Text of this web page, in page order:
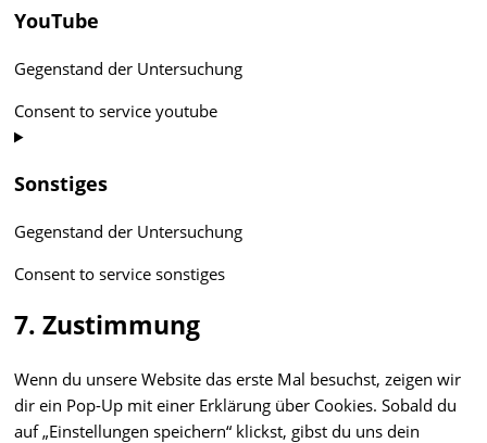
YouTube
Gegenstand der Untersuchung
Consent to service youtube
Sonstiges
Gegenstand der Untersuchung
Consent to service sonstiges
7. Zustimmung
Wenn du unsere Website das erste Mal besuchst, zeigen wir
dir ein Pop-Up mit einer Erklärung über Cookies. Sobald du
auf „Einstellungen speichern“ klickst, gibst du uns dein